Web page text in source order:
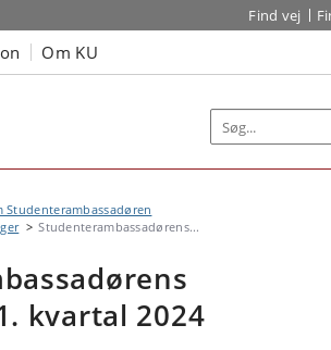
Find vej
Om KU
Studenterambassadøren
Studenterambassadørens...
kvartal 2024